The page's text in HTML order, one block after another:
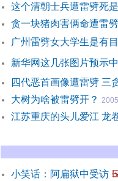
这个清朝士兵遭雷劈死
贪一块猪肉害俩命遭雷劈
广州雷劈女大学生是有
新华网这几张图片预示
四代恶首画像遭雷劈 三
大树为啥被雷劈开？
江苏重庆的头儿爱江 龙
小笑话：阿扁狱中受访